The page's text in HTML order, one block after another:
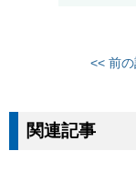
<< 前
関連記事